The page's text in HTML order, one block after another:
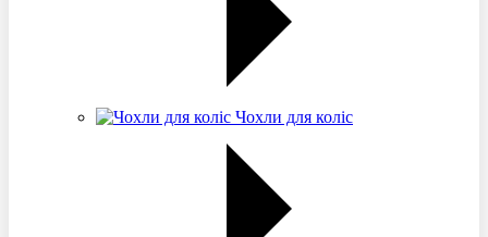
Чохли для коліс